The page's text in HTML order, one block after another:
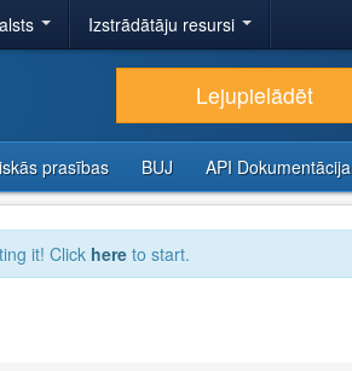
Izstrādātāju resursi
Lejupielādēt
prasības BUJ API Dokumentācija
it! Click here to start.